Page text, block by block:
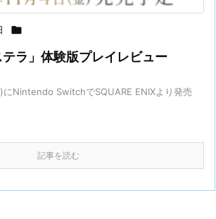

テラ」体験版プレイレビュー
にNintendo SwitchでSQUARE ENIXより発売
記事を読む